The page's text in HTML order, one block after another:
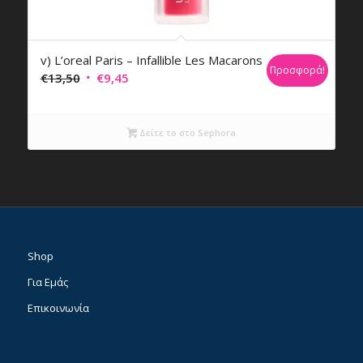
v) L’oreal Paris – Infallible Les Macarons
€13,50 Original
€9,45Η
είναι:
€9,45.
Προσφορά!
Δείτε το στο Sephora
Shop
Για Εμάς
Επικοινωνία